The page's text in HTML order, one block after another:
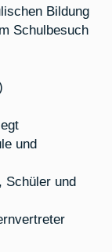
Bildung
Schulbesuch
und
Schüler und